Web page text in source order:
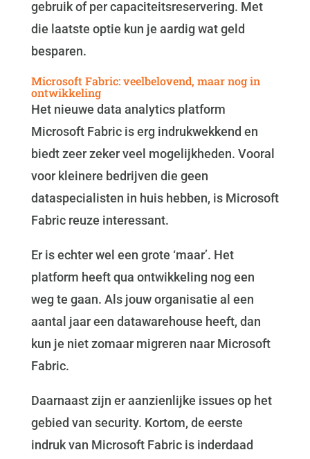
gebruik of per capaciteitsreservering. Met
die laatste optie kun je aardig wat geld
besparen.
Microsoft Fabric: veelbelovend, maar nog in
ontwikkeling
Het nieuwe data analytics platform
Microsoft Fabric is erg indrukwekkend en
biedt zeer zeker veel mogelijkheden. Vooral
voor kleinere bedrijven die geen
dataspecialisten in huis hebben, is Microsoft
Fabric reuze interessant.
Er is echter wel een grote ‘maar’. Het
platform heeft qua ontwikkeling nog een
weg te gaan. Als jouw organisatie al een
aantal jaar een datawarehouse heeft, dan
kun je niet zomaar migreren naar Microsoft
Fabric.
Daarnaast zijn er aanzienlijke issues op het
gebied van security. Kortom, de eerste
indruk van Microsoft Fabric is inderdaad